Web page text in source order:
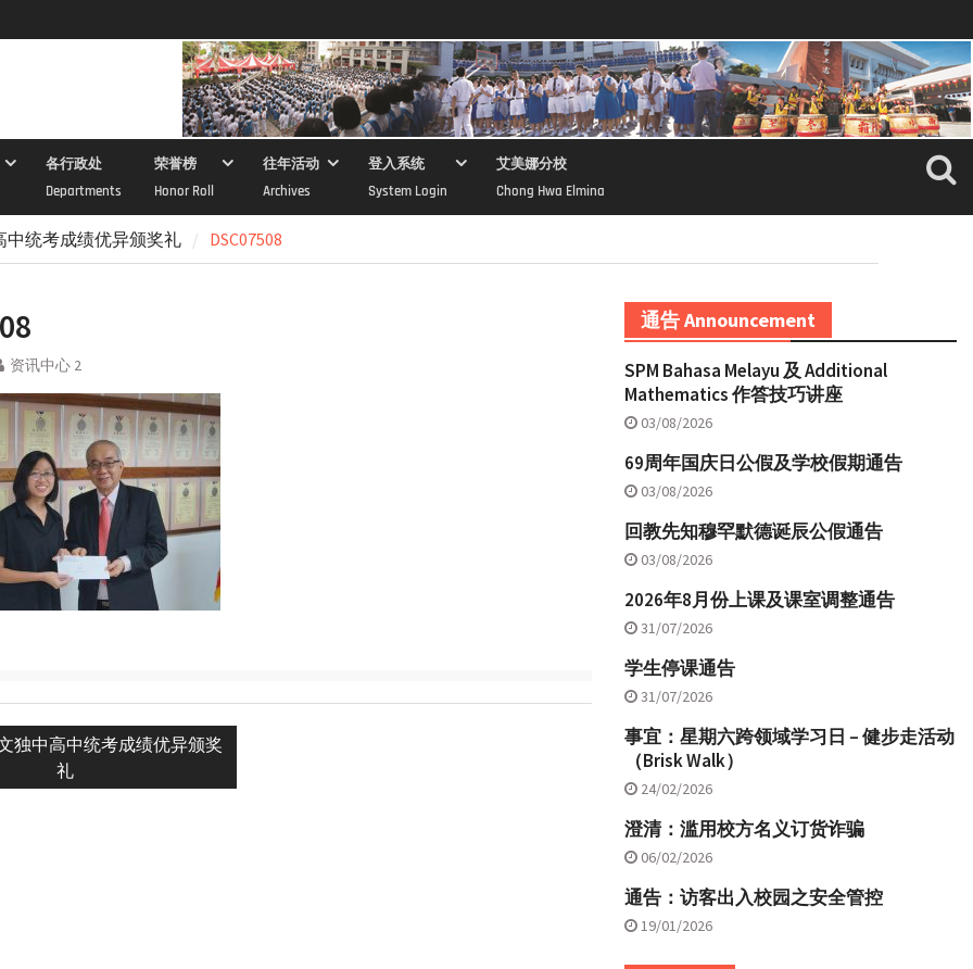
各行政处
Departments
荣誉榜
Honor Roll
往年活动
Archives
登入系统
System Login
艾美娜分校
Chong Hwa Elmina
中统考成绩优异颁奖礼 DSC07508
资讯中心 2
独中高中统考成绩优异颁奖
礼
通告 Announcement
SPM Bahasa Melayu 及 Additional
Mathematics 作答技巧讲座
03/08/2026
69周年国庆日公假及学校假期通告
03/08/2026
回教先知穆罕默德诞辰公假通告
03/08/2026
2026年8月份上课及课室调整通告
31/07/2026
学生停课通告
31/07/2026
事宜：星期六跨领域学习日 – 健步走活动
（Brisk Walk）
24/02/2026
澄清：滥用校方名义订货诈骗
06/02/2026
通告：访客出入校园之安全管控
19/01/2026